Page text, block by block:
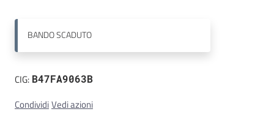
BANDOSCADUTO
CIG: B47FA9063B
CondividiVedi azioni